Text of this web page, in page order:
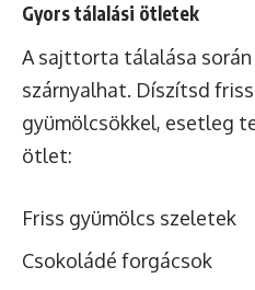
Gyors tálalási ötletek
A sajttorta tálalása
szárnyalhat. Díszítsd
gyümölcsökkel, esetleg
ötlet:
Friss gyümölcs szeletek
Csokoládé forgácsok